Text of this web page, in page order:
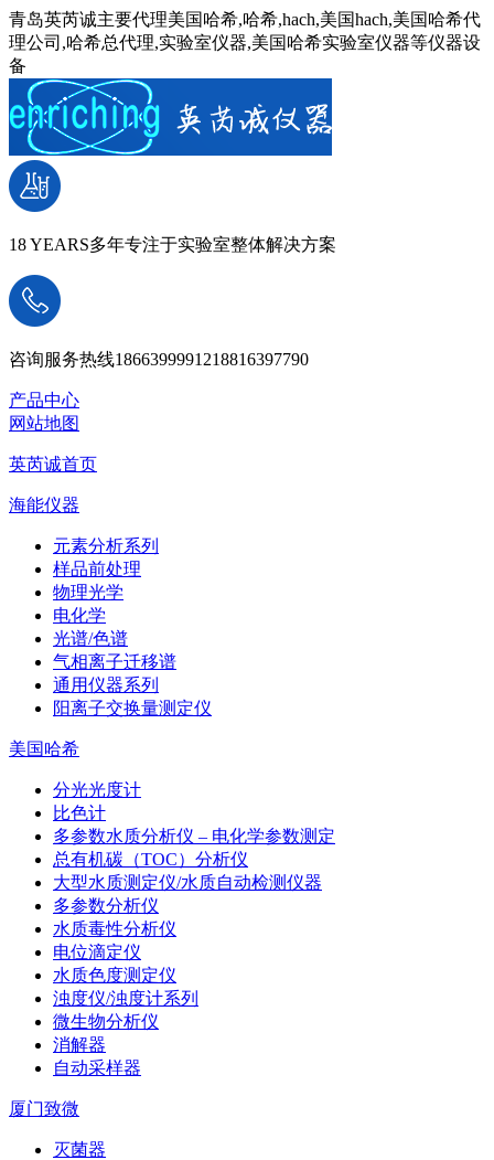
青岛英芮诚主要代理美国哈希,哈希,hach,美国hach,美国哈希代
理公司,哈希总代理,实验室仪器,美国哈希实验室仪器等仪器设
备
18 YEARS多年专注于实验室整体解决方案
咨询服务热线1866399991218816397790
产品中心
网站地图
英芮诚首页
海能仪器
元素分析系列
样品前处理
物理光学
电化学
光谱/色谱
气相离子迁移谱
通用仪器系列
阳离子交换量测定仪
美国哈希
分光光度计
比色计
多参数水质分析仪 – 电化学参数测定
总有机碳（TOC）分析仪
大型水质测定仪/水质自动检测仪器
多参数分析仪
水质毒性分析仪
电位滴定仪
水质色度测定仪
浊度仪/浊度计系列
微生物分析仪
消解器
自动采样器
厦门致微
灭菌器